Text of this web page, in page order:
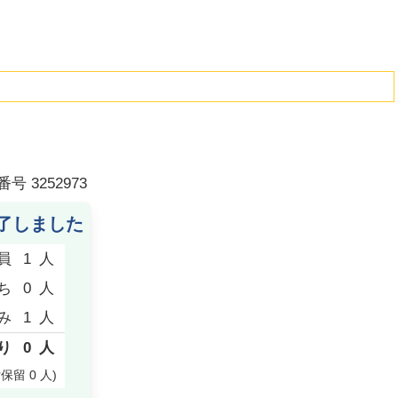
号 3252973
しました
1
人
0
人
1
人
0 人
保留0 人)